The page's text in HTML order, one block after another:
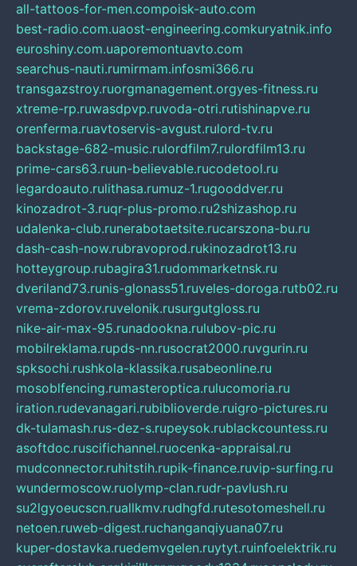
all-tattoos-for-men.compoisk-auto.com
best-radio.com.uaost-engineering.comkuryatnik.info
euroshiny.com.uaporemontuavto.com
searchus-nauti.rumirmam.infosmi366.ru
transgazstroy.ruorgmanagement.orgyes-fitness.ru
xtreme-rp.ruwasdpvp.ruvoda-otri.rutishinapve.ru
orenferma.ruavtoservis-avgust.rulord-tv.ru
backstage-682-music.rulordfilm7.rulordfilm13.ru
prime-cars63.ruun-believable.rucodetool.ru
legardoauto.rulithasa.rumuz-1.rugooddver.ru
kinozadrot-3.ruqr-plus-promo.ru2shizashop.ru
udalenka-club.runerabotaetsite.rucarszona-bu.ru
dash-cash-now.rubravoprod.rukinozadrot13.ru
hotteygroup.rubagira31.rudommarketnsk.ru
dveriland73.runis-glonass51.ruveles-doroga.rutb02.ru
vrema-zdorov.ruvelonik.rusurgutgloss.ru
nike-air-max-95.runadookna.rulubov-pic.ru
mobilreklama.rupds-nn.rusocrat2000.ruvgurin.ru
spksochi.rushkola-klassika.rusabeonline.ru
mosoblfencing.rumasteroptica.rulucomoria.ru
iration.rudevanagari.rubiblioverde.ruigro-pictures.ru
dk-tulamash.rus-dez-s.rupeysok.rublackcountess.ru
asoftdoc.ruscifichannel.ruocenka-appraisal.ru
mudconnector.ruhitstih.rupik-finance.ruvip-surfing.ru
wundermoscow.ruolymp-clan.rudr-pavlush.ru
su2lgyoeucscn.ruallkmv.rudhgfd.rutesotomeshell.ru
netoen.ruweb-digest.ruchanganqiyuana07.ru
kuper-dostavka.ruedemvgelen.ruytyt.ruinfoelektrik.ru